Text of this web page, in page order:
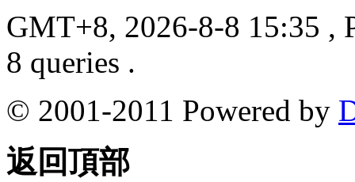
GMT+8, 2026-8-8 15:35 ,
8 queries .
© 2001-2011 Powered by
返回頂部